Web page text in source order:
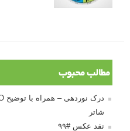
مطالب محبوب
شاتر
نقد عکس #۹۹